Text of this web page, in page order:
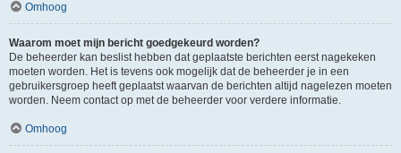
Omhoog
Waarom moet mijn bericht goedgekeurd worden?
De beheerder kan beslist hebben dat geplaatste berichten eerst nagekeken
moeten worden. Het is tevens ook mogelijk dat de beheerder je in een
gebruikersgroep heeft geplaatst waarvan de berichten altijd nagelezen moeten
worden. Neem contact op met de beheerder voor verdere informatie.
Omhoog